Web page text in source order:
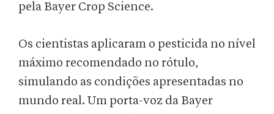
pela Bayer Crop Science.
Os cientistas aplicaram o pesticida no nível
máximo recomendado no rótulo,
simulando as condições apresentadas no
mundo real. Um porta-voz da Bayer